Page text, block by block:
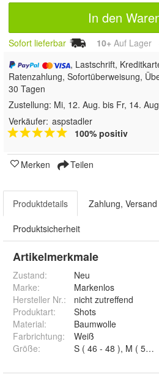
In den
Sofort lieferbar 10+ Auf Lager
, Lastschrift,
Ratenzahlung, Sofortüberweisung,
30 Tagen
Zustellung: Mi, 12. Aug. bis Fr, 14.
Verkäufer: aspstadler
100% positiv
Merken Teilen
Produktdetails Zahlung,
Produktsicherheit
Artikelmerkmale
Zustand:
Neu
Marke:
Markenlos
Hersteller Nr.:
nicht zutreffend
Produktart:
Shots
Material:
Baumwolle
Farbrichtung:
Weiß
Größe: